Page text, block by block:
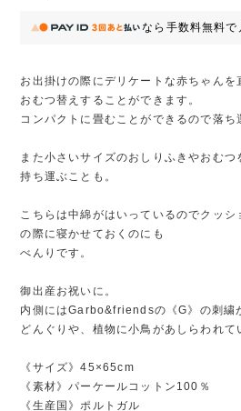
なら 手数料無料で
お出掛けの際にデリケートな赤ちゃんを
おむつ替えすることができます。
コンパクトに畳むことができるので落ち
また小さいサイズのおしりふきやおむつ
持ち運ぶことも。
こちらは中綿がはいっているのでクッ
の際に寝かせておくのにも
べんりです。
御出産お祝いに。
内側にはGarbo&friendsの《G》の刺繍
どんぐりや、植物に小鳥があしらわれて
《サイズ》45×65cm
《素材》パーケールコットン100％
《生産国》ポルトガル